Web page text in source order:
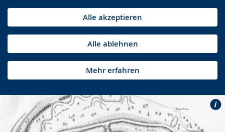
Alle akzeptieren
Alle ablehnen
Mehr erfahren